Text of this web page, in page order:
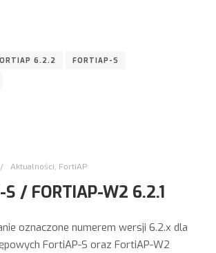
6.2.2 FORTIAP-S
Aktualności, FortiAP
S / FORTIAP-W2 6.2.1
oznaczone numerem wersji 6.2.x dla
FortiAP-S oraz FortiAP-W2